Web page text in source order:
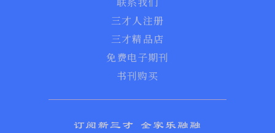
三才人注册
三才精品店
免费电子期刊
书刊购买
订阅新三才 全家乐融融